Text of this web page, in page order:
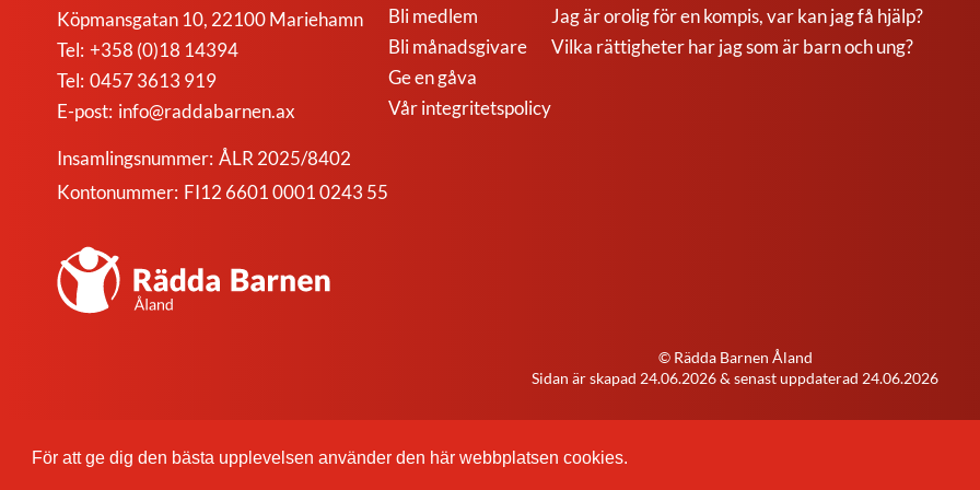
För att ge dig den bästa upplevelsen använder den här webbplatsen cookies.
Köpmansgatan 10, 22100 Mariehamn
Tel: +358 (0)18 14394
Tel: 0457 3613 919
E-post: info@raddabarnen.ax
Insamlingsnummer: ÅLR 2025/8402
Kontonummer: FI12 6601 0001 0243 55
Bli medlem
Bli månadsgivare
Ge en gåva
Vår integritetspolicy
Jag är orolig för en kompis, var kan jag få hjälp?
Vilka rättigheter har jag som är barn och ung?
© Rädda Barnen Åland
Sidan är skapad 24.06.2026& senast uppdaterad 24.06.2026